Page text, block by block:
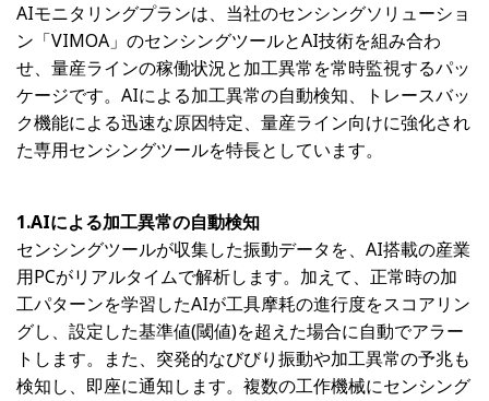
AIモニタリングプランは、当社のセンシングソリューショ
ン「VIMOA」のセンシングツールとAI技術を組み合わ
せ、量産ラインの稼働状況と加工異常を常時監視するパッ
ケージです。AIによる加工異常の自動検知、トレースバッ
ク機能による迅速な原因特定、量産ライン向けに強化され
た専用センシングツールを特長としています。
1.AIによる加工異常の自動検知
センシングツールが収集した振動データを、AI搭載の産業
用PCがリアルタイムで解析します。加えて、正常時の加
工パターンを学習したAIが工具摩耗の進行度をスコアリン
グし、設定した基準値(閾値)を超えた場合に自動でアラー
トします。また、突発的なびびり振動や加工異常の予兆も
検知し、即座に通知します。複数の工作機械にセンシング